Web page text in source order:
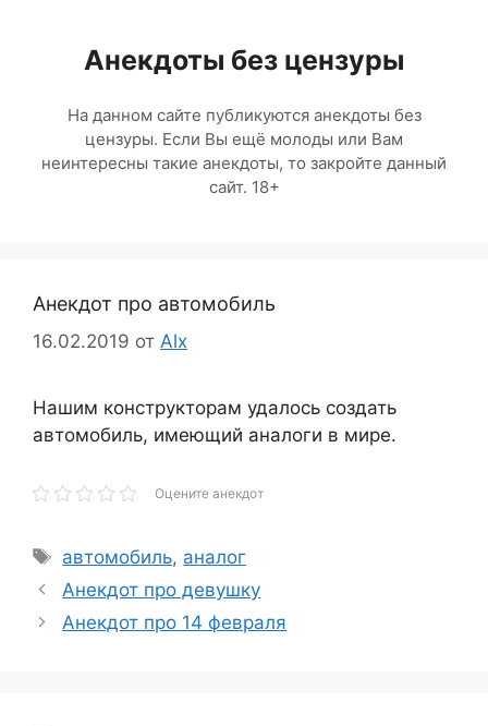
содержимомуАнекдоты без цензуры
На данном сайте публикуются анекдоты без
цензуры. Если Вы ещё молоды или Вам
неинтересны такие анекдоты, то закройте данный
сайт. 18+
Анекдот про автомобиль
16.02.2019 от Alx
Нашим конструкторам удалось создать
автомобиль, имеющий аналоги в мире.
Оцените анекдот
Метки
автомобиль, аналог
Анекдот про девушку
Анекдот про 14 февраля